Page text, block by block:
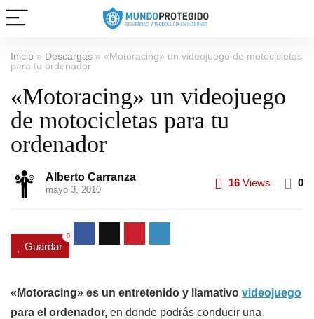
Inicio » Descargas » «Motoracing» un videojuego de motocicletas
para tu ordenador
«Motoracing» un videojuego
de motocicletas para tu
ordenador
Alberto Carranza
mayo 3, 2010
16 Views 0
Guardar
0
«Motoracing» es un entretenido y llamativo videojuego
para el ordenador, en donde podrás conducir una